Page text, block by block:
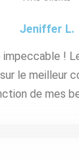
Jeniffer L.
!
le meilleur
de mes